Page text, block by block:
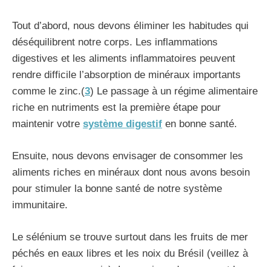
Tout d’abord, nous devons éliminer les habitudes qui
déséquilibrent notre corps. Les inflammations
digestives et les aliments inflammatoires peuvent
rendre difficile l’absorption de minéraux importants
comme le zinc.(3) Le passage à un régime alimentaire
riche en nutriments est la première étape pour
maintenir votre système digestif en bonne santé.
Ensuite, nous devons envisager de consommer les
aliments riches en minéraux dont nous avons besoin
pour stimuler la bonne santé de notre système
immunitaire.
Le sélénium se trouve surtout dans les fruits de mer
péchés en eaux libres et les noix du Brésil (veillez à